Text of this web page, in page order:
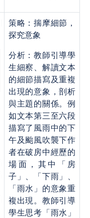
策略：揣摩細節，
探究意象
分析：教師引導學
生細察、解讀文本
的細節描寫及重複
出現的意象，剖析
與主題的關係。例
如文本第三至六段
描寫了風雨中的下
午及颱風吹襲下作
者在破房中經歷的
場面，其中「房
子」、「下雨」、
「雨水」的意象重
複出現。教師引導
學生思考「雨水」